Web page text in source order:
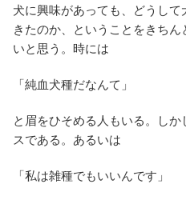
犬に興味があっても、どうし
きたのか、ということをきち
いと思う。時には
「純血犬種だなんて」
と眉をひそめる人もいる。し
スである。あるいは
「私は雑種でもいいんです」